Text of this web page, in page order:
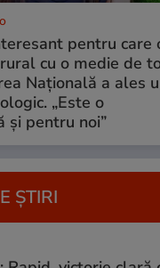
pentru care
cu o medie de
Națională a ales
„Este o
și pentru noi”
ȘTIRI